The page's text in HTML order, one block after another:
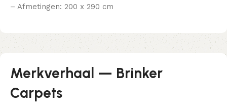
– Afmetingen: 200 x 290 cm
Merkverhaal — Brinker
Carpets